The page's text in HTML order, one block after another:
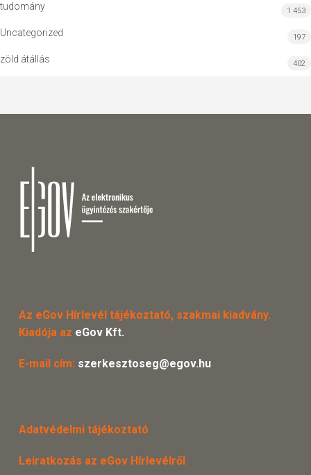
tudomány 1 453
Uncategorized 197
zöld átállás 402
Az eGov Hírlevél tájékoztató, szakmai kiadvány.
Kiadója az eGov Kft.
E-mail cím: szerkesztoseg@egov.hu
Adatvédelmi tájékoztató
Leiratkozás az eGov Hírlevélről